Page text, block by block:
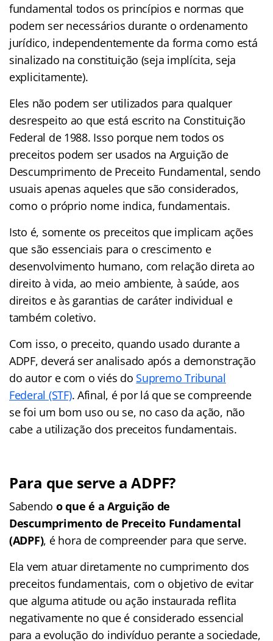
fundamental todos os princípios e normas que
podem ser necessários durante o ordenamento
jurídico, independentemente da forma como está
sinalizado na constituição (seja implícita, seja
explicitamente).
Eles não podem ser utilizados para qualquer
desrespeito ao que está escrito na Constituição
Federal de 1988. Isso porque nem todos os
preceitos podem ser usados na Arguição de
Descumprimento de Preceito Fundamental, sendo
usuais apenas aqueles que são considerados,
como o próprio nome indica, fundamentais.
Isto é, somente os preceitos que implicam ações
que são essenciais para o crescimento e
desenvolvimento humano, com relação direta ao
direito à vida, ao meio ambiente, à saúde, aos
direitos e às garantias de caráter individual e
também coletivo.
Com isso, o preceito, quando usado durante a
ADPF, deverá ser analisado após a demonstração
do autor e com o viés do Supremo Tribunal
Federal (STF). Afinal, é por lá que se compreende
se foi um bom uso ou se, no caso da ação, não
cabe a utilização dos preceitos fundamentais.
Para que serve a ADPF?
Sabendo o que é a Arguição de
Descumprimento de Preceito Fundamental
(ADPF), é hora de compreender para que serve.
Ela vem atuar diretamente no cumprimento dos
preceitos fundamentais, com o objetivo de evitar
que alguma atitude ou ação instaurada reflita
negativamente no que é considerado essencial
para a evolução do indivíduo perante a sociedade,